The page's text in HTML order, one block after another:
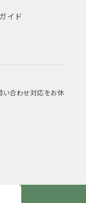
イド
合わせ対応をお休